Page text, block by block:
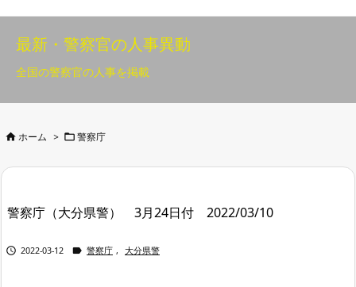
最新・警察官の人事異動
全国の警察官の人事を掲載
 ホーム >  警察庁
警察庁（大分県警） 3月24日付 2022/03/10
 2022-03-12  警察庁 , 大分県警